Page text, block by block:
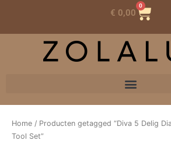
€ 0,00
0
Home / Producten getagged “Diva 5 Delig
Tool Set”